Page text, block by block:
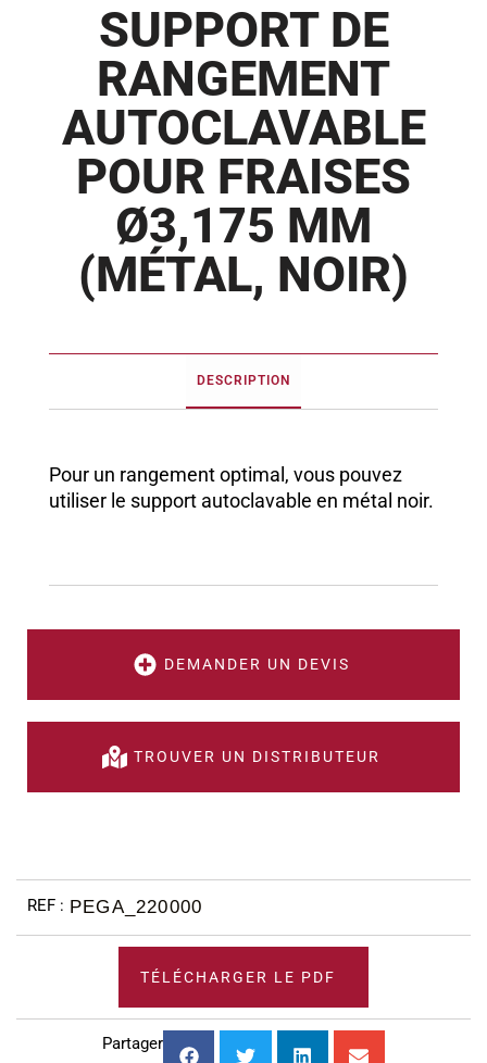
SUPPORT DE
RANGEMENT
AUTOCLAVABLE
POUR FRAISES
Ø3,175 MM
(MÉTAL, NOIR)
DESCRIPTION
Pour un rangement optimal, vous pouvez
utiliser le support autoclavable en métal noir.
DEMANDER UN DEVIS
TROUVER UN DISTRIBUTEUR
PEGA_220000
TÉLÉCHARGER LE PDF
Partager